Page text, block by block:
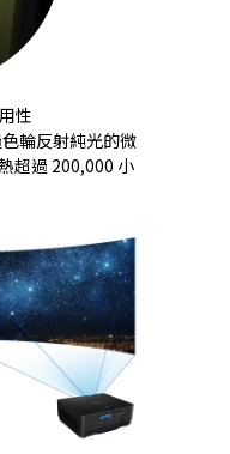
性
輪反射純光的微
超過 200,000 小